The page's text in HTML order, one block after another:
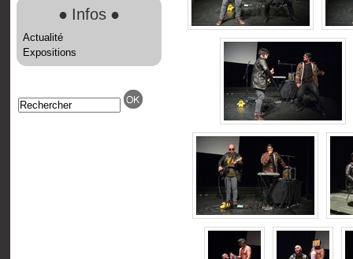
● Infos ●
Actualité
Expositions